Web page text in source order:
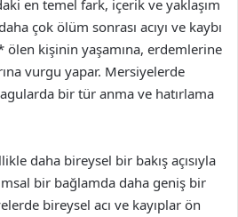
en temel fark, içerik ve yaklaşım
çok ölüm sonrası acıyı ve kaybı
kişinin yaşamına, erdemlerine
vurgu yapar. Mersiyelerde
bir tür anma ve hatırlama
daha bireysel bir bakış açısıyla
bir bağlamda daha geniş bir
bireysel acı ve kayıplar ön